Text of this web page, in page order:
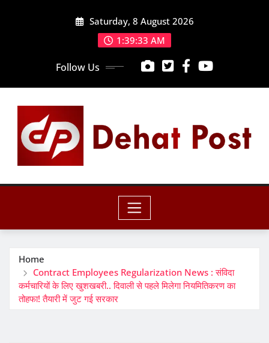
Saturday, 8 August 2026
1:39:35 AM
Follow Us
Home
Contract Employees Regularization News : संविदा
कर्मचारियों के लिए खुशखबरी.. दिवाली से ​पहले मिलेगा नियमितिकरण का
तोहफा! तैयारी में जुट गई सरकार